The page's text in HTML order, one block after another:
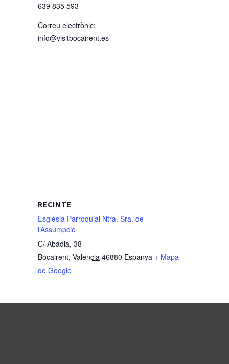
639 835 593
Correu electrònic:
info@visitbocairent.es
RECINTE
Església Parroquial Ntra. Sra. de
l’Assumpció
C/ Abadia, 38
Bocairent, Valencia 46880 Espanya + Mapa
de Google